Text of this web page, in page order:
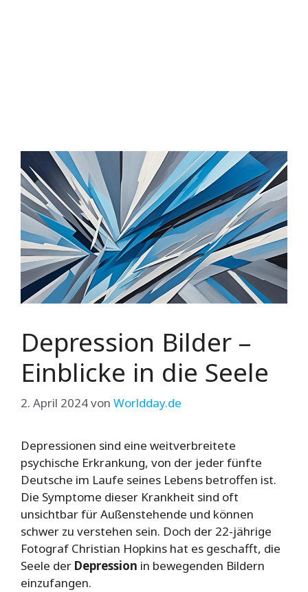
Depression Bilder –
Einblicke in die Seele
2. April 2024von Worldday.de
Depressionen sind eine weitverbreitete
psychische Erkrankung, von der jeder fünfte
Deutsche im Laufe seines Lebens betroffen ist.
Die Symptome dieser Krankheit sind oft
unsichtbar für Außenstehende und können
schwer zu verstehen sein. Doch der 22-jährige
Fotograf Christian Hopkins hat es geschafft, die
Seele der Depression in bewegenden Bildern
einzufangen.